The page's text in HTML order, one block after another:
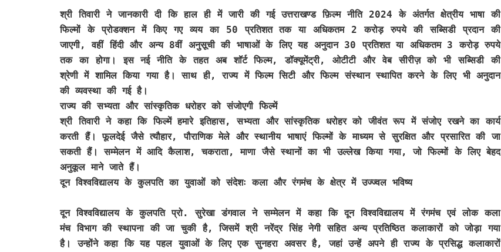
श्री तिवारी ने जानकारी दी कि हाल ही में जारी की गई उत्तराखण्ड फ़िल्म नीति 2024 के अंतर्गत क्षेत्रीय भाषा की
फिल्मों के प्रोडक्शन में किए गए व्यय का 50 प्रतिशत तक या अधिकतम 2 करोड़ रुपये की सब्सिडी प्रदान की
जाएगी, वहीं हिंदी और अन्य 8वीं अनुसूची की भाषाओं के लिए यह अनुदान 30 प्रतिशत या अधिकतम 3 करोड़ रुपये
तक का होगा। इस नई नीति के तहत अब शॉर्ट फिल्म, डॉक्यूमेंट्री, ओटीटी और वेब सीरीज़ को भी सब्सिडी की
श्रेणी में शामिल किया गया है। साथ ही, राज्य में फिल्म सिटी और फिल्म संस्थान स्थापित करने के लिए भी अनुदान
की व्यवस्था की गई है।
राज्य की सभ्यता और सांस्कृतिक धरोहर को संजोएगी फिल्में
श्री तिवारी ने कहा कि फिल्में हमारे इतिहास, सभ्यता और सांस्कृतिक धरोहर को जीवंत रूप में संजोए रखने का कार्य
करती हैं। फूलदेई जैसे त्यौहार, पौराणिक मेले और स्थानीय भाषाएं फिल्मों के माध्यम से सुरक्षित और प्रसारित की जा
सकती हैं। सम्मेलन में आदि कैलाश, चकराता, माणा जैसे स्थानों का भी उल्लेख किया गया, जो फिल्मों के लिए बेहद
अनुकूल माने जाते हैं।
दून विश्वविद्यालय के कुलपति का युवाओं को संदेशः कला और रंगमंच के क्षेत्र में उज्ज्वल भविष्य
दून विश्वविद्यालय के कुलपति प्रो. सुरेखा डंगवाल ने सम्मेलन में कहा कि दून विश्वविद्यालय में रंगमंच एवं लोक कला
मंच विभाग की स्थापना की जा चुकी है, जिसमें श्री नरेंद्र सिंह नेगी सहित अन्य प्रतिष्ठित कलाकारों को जोड़ा गया
है। उन्होंने कहा कि यह पहल युवाओं के लिए एक सुनहरा अवसर है, जहां उन्हें अपने ही राज्य के प्रसिद्ध कलाकारों